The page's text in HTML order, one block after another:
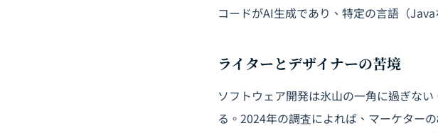
コードがAI生成であり、特定の言語（
ライターとデザイナーの苦境
ソフトウェア開発は氷山の一角に過ぎな
る。2024年の調査によれば、マーケター